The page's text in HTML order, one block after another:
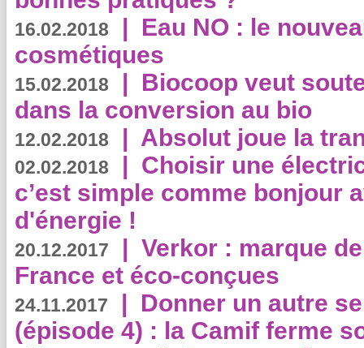
16.02.2018 | Eau NO : le
cosmétiques
15.02.2018 | Biocoop veut
dans la conversion au bio
12.02.2018 | Absolut joue la
02.02.2018 | Choisir une
c’est simple comme bonjour
d'énergie !
20.12.2017 | Verkor : marque
France et éco-conçues
24.11.2017 | Donner un autre
(épisode 4) : la Camif ferme